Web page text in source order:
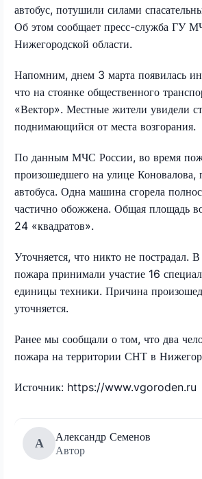
автобус, потушили силами
Об этом сообщает пресс-служба ГУ
Нижегородской области.
Напомним, днем 3 марта появилась
что на стоянке общественного
«Вектор». Местные жители увидели
поднимающийся от места возгорания.
По данным МЧС России, во время
произошедшего на улице Коновалова,
автобуса. Одна машина сгорела
частично обожжена. Общая площадь
24 «квадратов».
Уточняется, что никто не пострадал.
пожара принимали участие 16
единицы техники. Причина
уточняется.
Ранее мы сообщали о том, что два
пожара на территории СНТ в
Источник: https://www.vgoroden.ru
А
Александр Семенов
Автор